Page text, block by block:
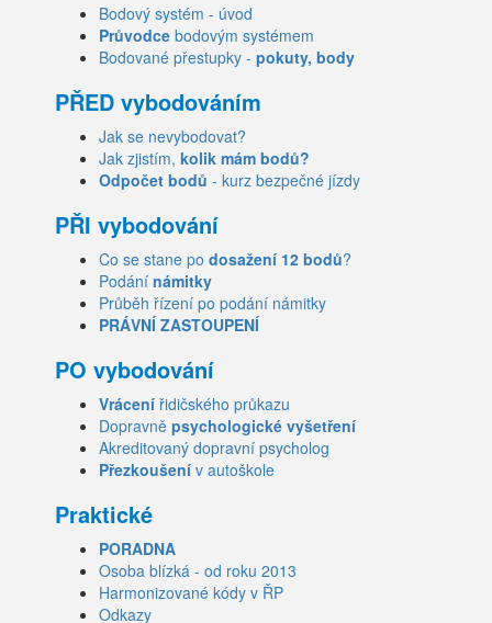
Bodový systém - úvod
Průvodce bodovým systémem
Bodované přestupky - pokuty, body
PŘED vybodováním
Jak se nevybodovat?
Jak zjistím, kolik mám bodů?
Odpočet bodů - kurz bezpečné jízdy
PŘI vybodování
Co se stane po dosažení 12 bodů?
Podání námitky
Průběh řízení po podání námitky
PRÁVNÍ ZASTOUPENÍ
PO vybodování
Vrácení řidičského průkazu
Dopravně psychologické vyšetření
Akreditovaný dopravní psycholog
Přezkoušení v autoškole
Praktické
PORADNA
Osoba blízká - od roku 2013
Harmonizované kódy v ŘP
Odkazy